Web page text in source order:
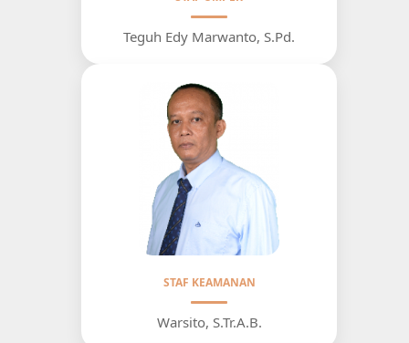
Teguh Edy Marwanto, S.Pd.
STAF KEAMANAN
Warsito, S.Tr.A.B.